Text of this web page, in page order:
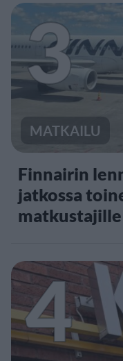
3
MATKAILU
Finnairin
jatkossa
4